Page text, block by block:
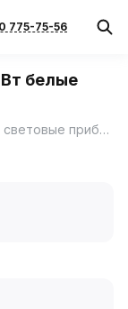
775-75-56
белые
Дневные ходовые огни (ДХО) - внешние световые приборы, предназначенные для улучшения видимости движущегося транспортного средства спереди в светлое время суток.